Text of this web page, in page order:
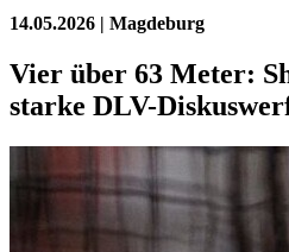
14.05.2026 | Magdeburg
Vier über 63 Meter:
starke DLV-